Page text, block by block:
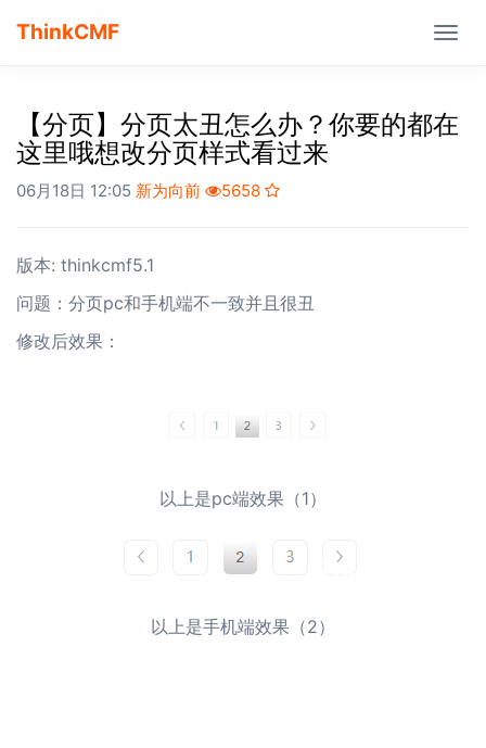
ThinkCMF
【分页】分页太丑怎么办？你要的都在
这里哦想改分页样式看过来
06月18日 12:05 新为向前 5658
版本: thinkcmf5.1
问题：分页pc和手机端不一致并且很丑
修改后效果：
以上是pc端效果（1）
以上是手机端效果（2）